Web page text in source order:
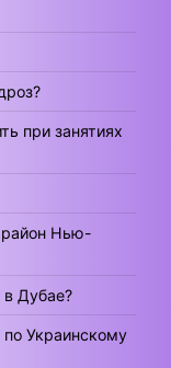
при занятиях
район Нью-
в Дубае?
Украинскому